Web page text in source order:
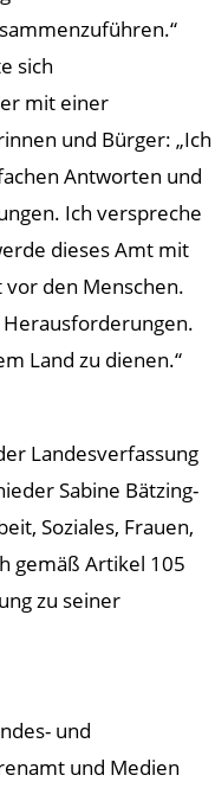
sich
mit einer
und Bürger: „Ich
Antworten und
Ich verspreche
dieses Amt mit
den Menschen.
Land zu dienen.“
Landesverfassung
Sabine Bätzing-
Soziales, Frauen,
gemäß Artikel 105
zu seiner
und
und Medien